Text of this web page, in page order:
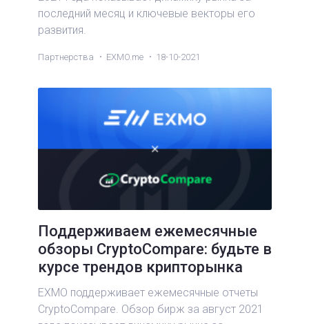
последний месяц и ключевые векторы его
развития.
Партнерства EXMO.me 18-10-2021
Поддерживаем ежемесячные
обзоры CryptoCompare: будьте в
курсе трендов крипторынка
EXMO поддерживает ежемесячные отчеты
CryptoCompare. Обзор бирж за август 2021